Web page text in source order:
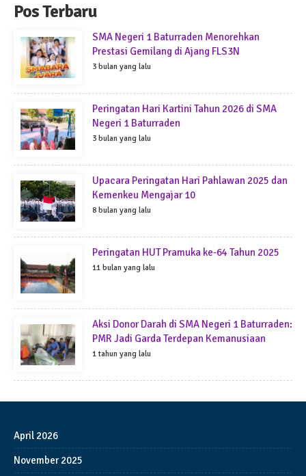
Pos Terbaru
SMA Negeri 1 Baturraden Menorehkan
Prestasi Gemilang di Ajang FLS3N
3 bulan yang lalu
Peringatan Hari Kartini Tahun 2026 di SMA
Negeri 1 Baturraden
3 bulan yang lalu
Upacara Peringatan Hari Pahlawan 2025 dan
Kemenkeu Mengajar 10
8 bulan yang lalu
Peringatan HUT Pramuka ke-64 Tahun 2025
11 bulan yang lalu
Aksi Donor Darah di SMA Negeri 1 Baturraden:
PMR Jadi Garda Terdepan Kemanusiaan
1 tahun yang lalu
April 2026
November 2025